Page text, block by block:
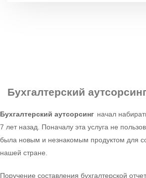
Бухгалтерский
Бухгалтерский аутсорсинг начал
7 лет назад. Поначалу эта услуга не
была новым и незнакомым продуктом для
нашей стране.
Поручение составления бухгалтерской